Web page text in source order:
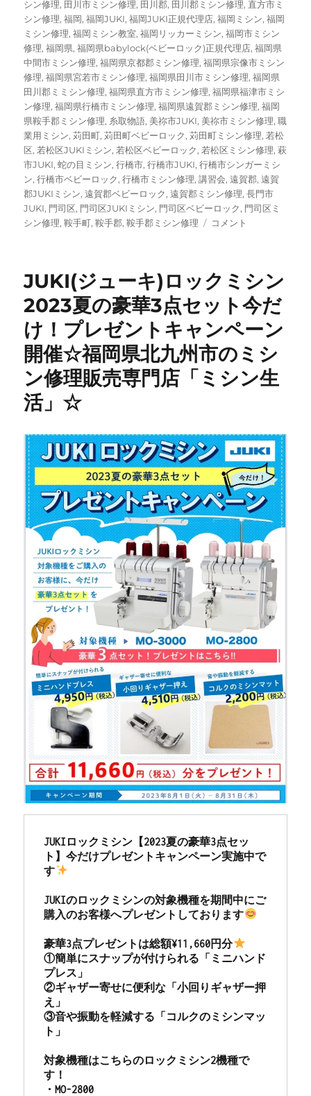
シン修理, 田川市ミシン修理, 田川郡, 田川郡ミシン修理, 直方市ミ
シン修理,福岡,福岡JUKI,福岡JUKI正規代理店,福岡ミシン,福岡
ミシン修理,福岡ミシン教室,福岡リッカーミシン,福岡市ミシン
修理,福岡県,福岡県babylock(ベビーロック)正規代理店,福岡県
中間市ミシン修理,福岡県京都郡ミシン修理,福岡県宗像市ミシン
修理,福岡県宮若市ミシン修理,福岡県田川市ミシン修理,福岡県
田川郡ミミシン修理,福岡県直方市ミシン修理,福岡県福津市ミシ
ン修理,福岡県行橋市ミシン修理,福岡県遠賀郡ミシン修理,福岡
県鞍手郡ミシン修理, 糸取物語, 美祢市JUKI, 美祢市ミシン修理,職
業用ミシン,苅田町,苅田町ベビーロック,苅田町ミシン修理, 若松
区, 若松区JUKIミシン, 若松区ベビーロック, 若松区ミシン修理,萩
市JUKI,蛇の目ミシン,行橋市,行橋市JUKI,行橋市シンガーミシ
ン,行橋市ベビーロック,行橋市ミシン修理,講習会,遠賀郡,遠賀
郡JUKIミシン,遠賀郡ベビーロック,遠賀郡ミシン修理,長門市
JUKI, 門司区, 門司区JUKIミシン, 門司区ベビーロック, 門司区ミ
シン修理,鞍手町,鞍手郡,鞍手郡ミシン修理
【ブ
ペ
ス
セ
ッ
タ
修
前
の
昭
和
レ
ト
ロ
ミ
シ
ン
を
メ
ン
テ
ナ
ン
ス
｜
小
倉
北
区
の
お
客
様
ご
依
北
九
州
の
ミ
ン
理
売
専
コメント
JUKI(ジューキ)ロックミシン
2023夏の豪華3点セット今だ
け！プレゼントキャンペーン
開催☆福岡県北九州市のミシ
ン修理販売専門店「ミシン生
活」☆
JUKIロックミシン【2023夏の豪華3点セッ
ト】今だけプレゼントキャンペーン実施中で
す
JUKIのロックミシンの対象機種を期間中にご
購入のお客様へプレゼントしております
豪華3点プレゼントは総額¥11,660円分
①簡単にスナップが付けられる「ミニハンド
プレス」
②ギャザー寄せに便利な「小回りギャザー押
え」
③音や振動を軽減する「コルクのミシンマッ
ト」
対象機種はこちらのロックミシン2機種で
す！
・MO-2800